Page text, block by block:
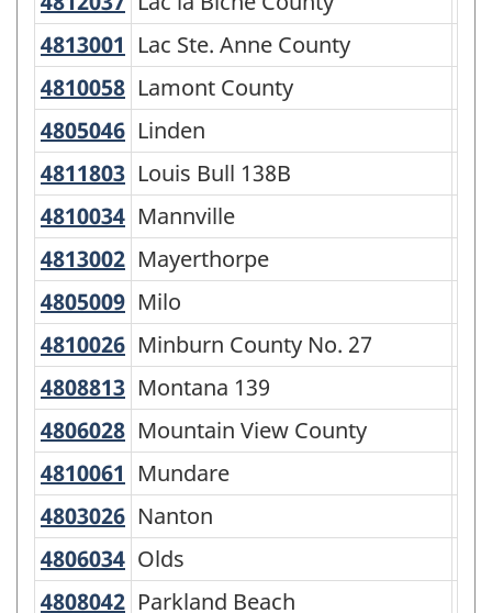
4813001 Lac Ste. Anne County
Lac Ste. Anne County
4810058 Lamont County
Lamont County
4805046 Linden
Linden
4811803 Louis Bull 138B
Louis Bull 138B
4810034 Mannville
Mannville
4813002 Mayerthorpe
Mayerthorpe
4805009 Milo
Milo
4810026 Minburn County No. 27
Minburn County No. 27
4808813 Montana 139
Montana 139
4806028 Mountain View County
Mountain View County
4810061 Mundare
Mundare
4803026 Nanton
Nanton
4806034 Olds
Olds
4808042 Parkland Beach
Parkland Beach